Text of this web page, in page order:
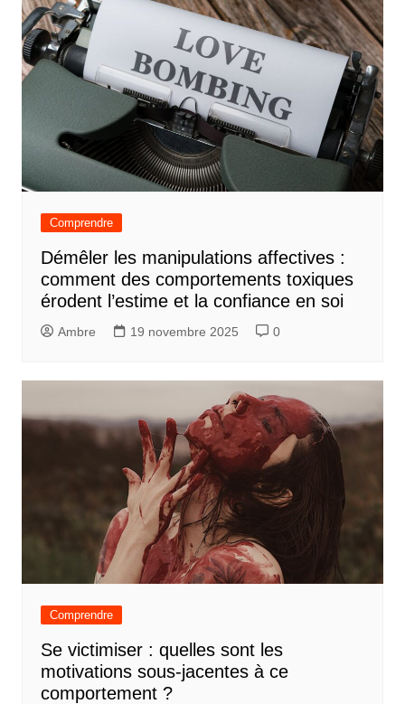
Comprendre
Démêler les manipulations affectives :
comment des comportements toxiques
érodent l’estime et la confiance en soi
Ambre 19 novembre 2025 0
Comprendre
Se victimiser : quelles sont les
motivations sous-jacentes à ce
comportement ?